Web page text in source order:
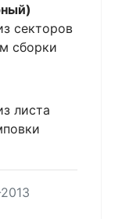
секторов
сборки
листа